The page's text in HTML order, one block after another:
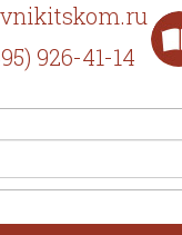
926-41-14